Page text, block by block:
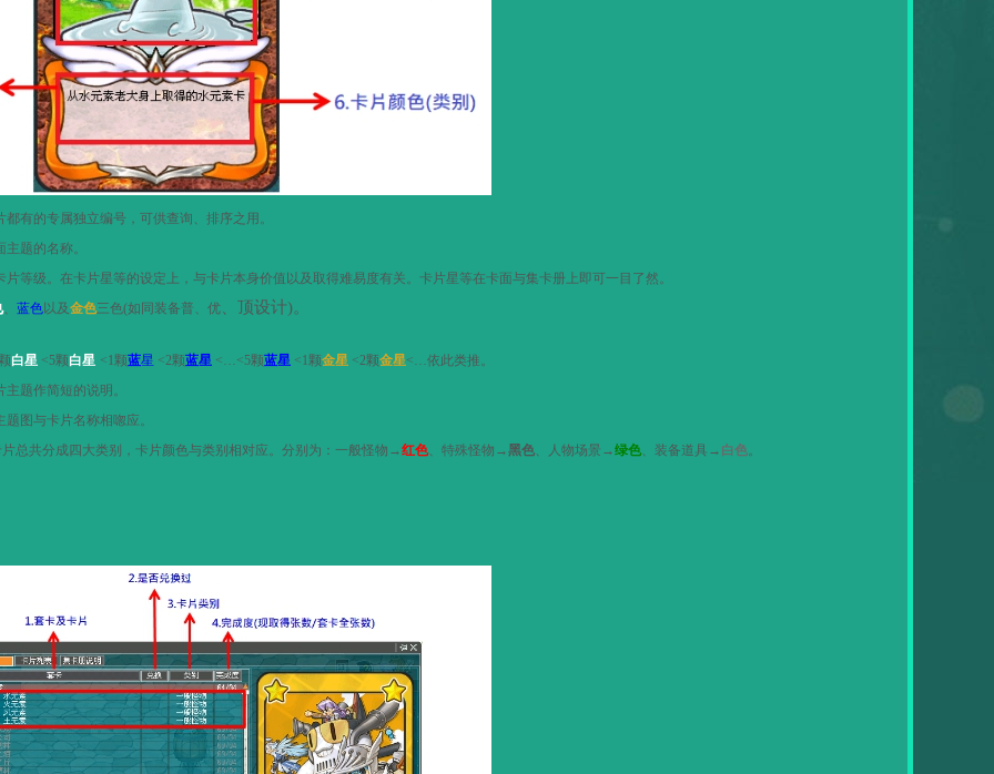
有的专属独立编号，可供查询、排序之用。
题的名称。
片等级。在卡片星等的设定上，与卡片本身价值以及取得难易度有关。卡片星等在卡面与集卡册上即可一目了然。
、 蓝色以及金色三色(如同装备普、优 、顶设计)。
白星 <5颗白星 <1颗蓝星 <2颗蓝星 <…<5颗蓝星 <1颗金星 <2颗金星<…依此类推。
题作简短的说明。
图与卡片名称相唿应。
总共分成四大类别，卡片颜色与类别相对应。分别为：一般怪物→红色、特殊怪物→黑色、人物场景→绿色、装备道具→ 白色。